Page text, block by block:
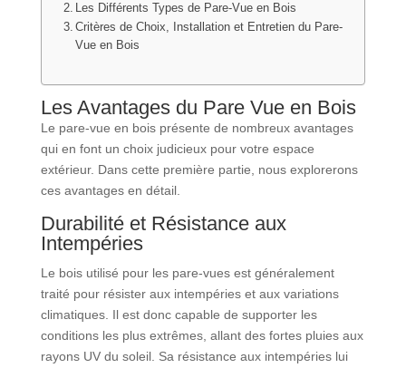
Les Différents Types de Pare-Vue en Bois
Critères de Choix, Installation et Entretien du Pare-
Vue en Bois
Les Avantages du Pare Vue en Bois
Le pare-vue en bois présente de nombreux avantages
qui en font un choix judicieux pour votre espace
extérieur. Dans cette première partie, nous explorerons
ces avantages en détail.
Durabilité et Résistance aux
Intempéries
Le bois utilisé pour les pare-vues est généralement
traité pour résister aux intempéries et aux variations
climatiques. Il est donc capable de supporter les
conditions les plus extrêmes, allant des fortes pluies aux
rayons UV du soleil. Sa résistance aux intempéries lui